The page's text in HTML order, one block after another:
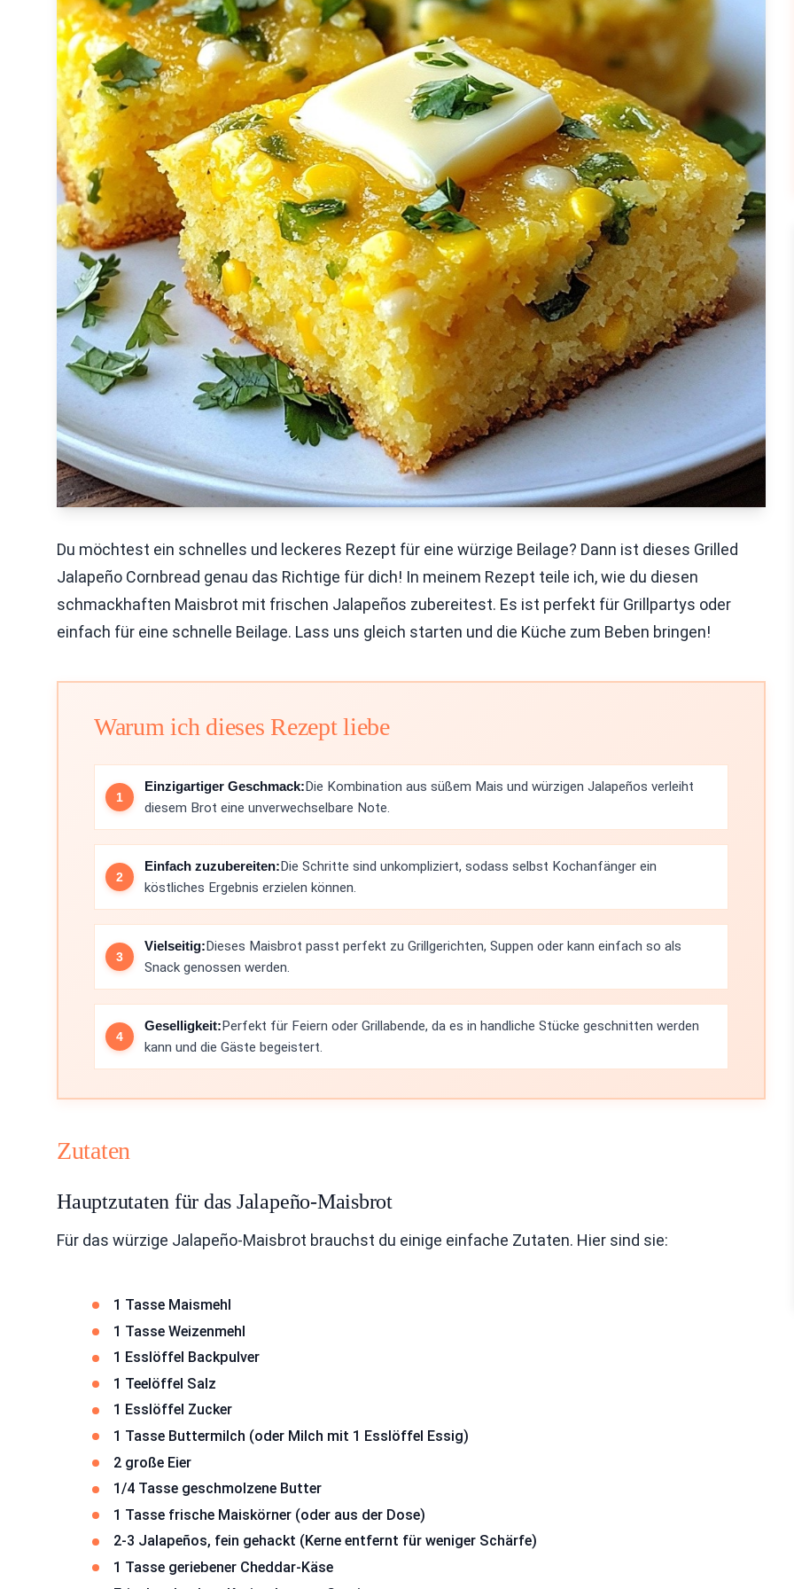
Du möchtest ein schnelles und leckeres Rezept für eine würzige Beilage? Dann ist dieses Grilled
Jalapeño Cornbread genau das Richtige für dich! In meinem Rezept teile ich, wie du diesen
schmackhaften Maisbrot mit frischen Jalapeños zubereitest. Es ist perfekt für Grillpartys oder
einfach für eine schnelle Beilage. Lass uns gleich starten und die Küche zum Beben bringen!
Warum ich dieses Rezept liebe
Einzigartiger Geschmack:Die Kombination aus süßem Mais und würzigen Jalapeños verleiht
diesem Brot eine unverwechselbare Note.
Einfach zuzubereiten:Die Schritte sind unkompliziert, sodass selbst Kochanfänger ein
köstliches Ergebnis erzielen können.
Vielseitig:Dieses Maisbrot passt perfekt zu Grillgerichten, Suppen oder kann einfach so als
Snack genossen werden.
Geselligkeit:Perfekt für Feiern oder Grillabende, da es in handliche Stücke geschnitten werden
kann und die Gäste begeistert.
Zutaten
Hauptzutaten für das Jalapeño-Maisbrot
Für das würzige Jalapeño-Maisbrot brauchst du einige einfache Zutaten. Hier sind sie:
1 Tasse Maismehl
1 Tasse Weizenmehl
1 Esslöffel Backpulver
1 Teelöffel Salz
1 Esslöffel Zucker
1 Tasse Buttermilch (oder Milch mit 1 Esslöffel Essig)
2 große Eier
1/4 Tasse geschmolzene Butter
1 Tasse frische Maiskörner (oder aus der Dose)
2-3 Jalapeños, fein gehackt (Kerne entfernt für weniger Schärfe)
1 Tasse geriebener Cheddar-Käse